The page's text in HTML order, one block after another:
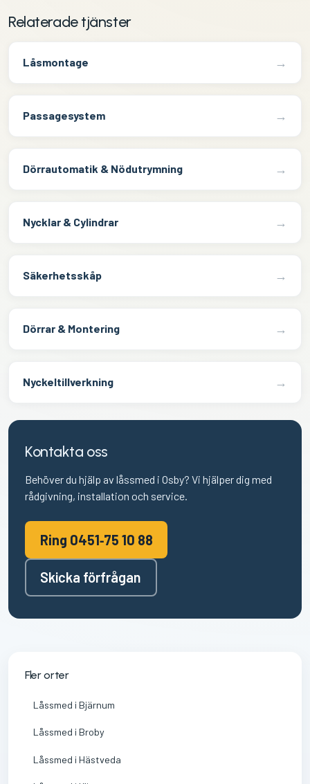
Relaterade tjänster
Låsmontage →
Passagesystem →
Dörrautomatik & Nödutrymning →
Nycklar & Cylindrar →
Säkerhetsskåp →
Dörrar & Montering →
Nyckeltillverkning →
Kontakta oss
Behöver du hjälp av låssmed i Osby? Vi hjälper dig med
rådgivning, installation och service.
Ring 0451‑75 10 88
Skicka förfrågan
Fler orter
Låssmed i Bjärnum
Låssmed i Broby
Låssmed i Hästveda